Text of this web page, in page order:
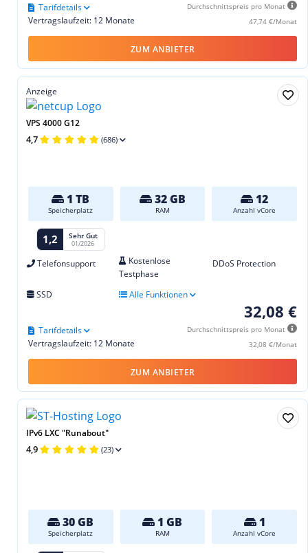
Durchschnittspreis pro Monat
47,74 €/Monat
Vertragslaufzeit: 12 Monate
Tarifdetails
ZUM ANBIETER
Anzeige
VPS 4000 G12
4,7 (686)
1 TB
Speicherplatz
32 GB
RAM
12
Anzahl vCore
1,2 Sehr Gut
01/2026
Telefonsupport
Kostenlose
Testphase
DDoS Protection
SSD Alle Funktionen
32,08 €
Durchschnittspreis pro Monat
32,08 €/Monat
Vertragslaufzeit: 12 Monate
Tarifdetails
ZUM ANBIETER
IPv6 LXC "Runabout"
4,9 (23)
30 GB
Speicherplatz
1 GB
RAM
1
Anzahl vCore